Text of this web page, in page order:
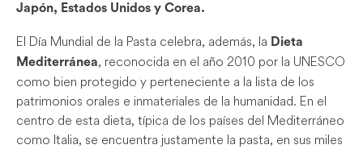
Japón, Estados Unidos y Corea.
El Día Mundial de la Pasta celebra, además, la Dieta
Mediterránea, reconocida en el año 2010 por la UNESCO
como bien protegido y perteneciente a la lista de los
patrimonios orales e inmateriales de la humanidad. En el
centro de esta dieta, típica de los países del Mediterráneo
como Italia, se encuentra justamente la pasta, en sus miles